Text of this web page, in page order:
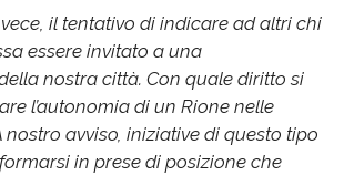
il tentativo di indicare ad altri chi
essere invitato a una
nostra città. Con quale diritto si
l’autonomia di un Rione nelle
nostro avviso, iniziative di questo tipo
in prese di posizione che